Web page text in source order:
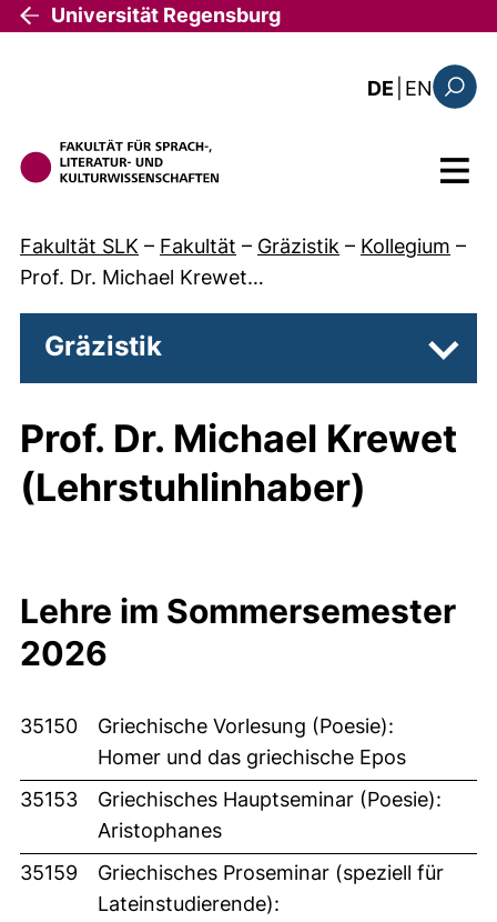
Direkt zum Inhalt
Universität Regensburg
DE EN: the
Menü
Fakultät SLK – Fakultät – Gräzistik – Kollegium –
Prof. Dr. Michael Krewet…
Gräzistik
Prof. Dr. Michael Krewet
(Lehrstuhlinhaber)
Lehre im Sommersemester
2026
35150
Griechische Vorlesung (Poesie):
Homer und das griechische Epos
35153
Griechisches Hauptseminar (Poesie):
Aristophanes
35159
Griechisches Proseminar (speziell für
Lateinstudierende):